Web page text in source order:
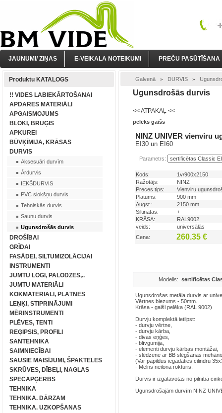
JAUNUMI/ ZIŅAS E-VEIKALA NOTEIKUMI PREČU PASŪTĪŠANA
Produktu KATALOGS
!! VIDES LABIEKĀRTOŠANAI
APDARES MATERIĀLI
APGAISMOJUMS
BLOKI, BRUĢIS
APKUREI
BŪVĶĪMIJA, KRĀSAS
DURVIS
Aksesuāri durvīm
Ārdurvis
IEKŠDURVIS
PVC slokšņu durvis
Tehniskās durvis
Saunu durvis
Ugunsdrošās durvis
DROŠĪBAI
GRĪDAI
FASĀDEI, SILTUMIZOLĀCIJAI
INSTRUMENTI
JUMTU LOGI, PALODZES,..
JUMTU MATERIĀLI
KOKMATERIĀLI, PLĀTNES
LEŅĶI, STIPRINĀJUMI
MĒRINSTRUMENTI
PLĒVES, TENTI
REĢIPSIS, PROFILI
SANTEHNIKA
SAIMNIECĪBAI
SAUSIE MAISĪJUMI, ŠPAKTELES
SKRŪVES, DĪBEĻI, NAGLAS
SPECAPĢĒRBS
TEHNIKA
TEHNIKA. DĀRZAM
TEHNIKA. UZKOPŠANAS
Galvenā » DURVIS »
Ugunsdrošās durvis
<< ATPAKAĻ <<
pelēks gaišs
NINZ UNIVER vienviru
EI30 un EI60
Parametrs:
Kods:
1v/900x2150
Ražotājs:
NINZ
Preces tips:
Vienviru
Platums:
900 mm
Augst.:
2150 mm
Siltinātas:
+
KRĀSA:
RAL9002
veids:
universālās
Cena:
260.35 €
Modelis: sertificētas
Ugunsdrošas metāla durvis ar
Vērtnes biezums - 50mm.
Krāsa - gaiši pelēka (RAL 9002)
Durvju komplektā ietilpst:
- durvju vērtne,
- durvju kārba,
- divas eņģes,
- blīvgumija,
- elementi durvju kārbas montāžai,
- slēdzene ar BB slēgšanas
(Var papildus iegādāties cilindru
- Melns neilona rokturis.
Durvis ir izgatavotas no pilnībā
Ugunsdrošajām durvīm NINZ